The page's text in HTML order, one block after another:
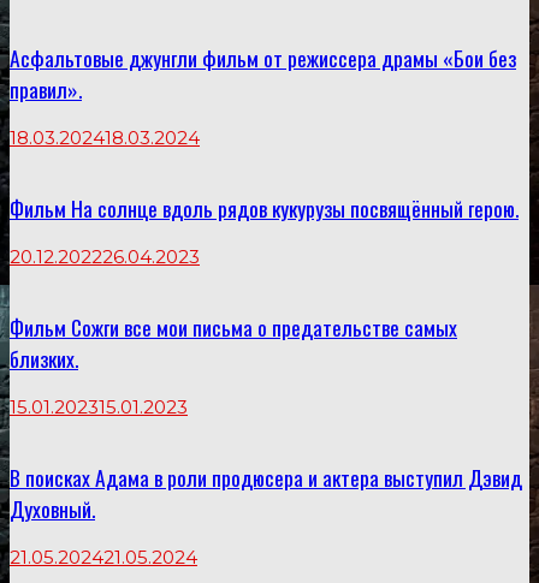
Асфальтовые джунгли фильм от режиссера драмы «Бои без
правил».
18.03.202418.03.2024
Фильм На солнце вдоль рядов кукурузы посвящённый герою.
20.12.202226.04.2023
Фильм Сожги все мои письма о предательстве самых
близких.
15.01.202315.01.2023
В поисках Адама в роли продюсера и актера выступил Дэвид
Духовный.
21.05.202421.05.2024